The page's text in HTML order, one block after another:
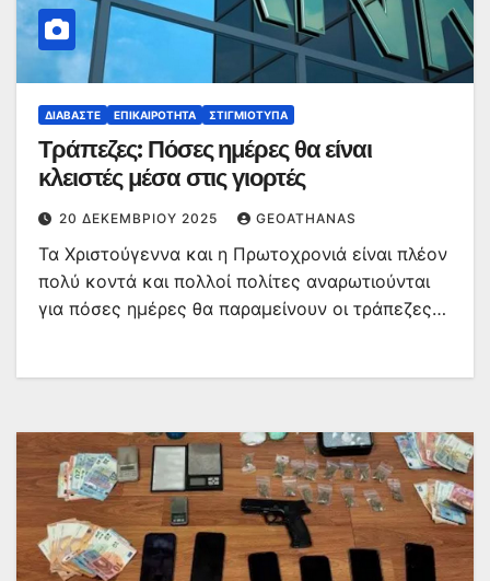
ΔΙΑΒΆΣΤΕ ΕΠΙΚΑΙΡΌΤΗΤΑ ΣΤΙΓΜΙΌΤΥΠΑ
Τράπεζες: Πόσες ημέρες θα είναι
κλειστές μέσα στις γιορτές
20 ΔΕΚΕΜΒΡΊΟΥ 2025 GEOATHANAS
Τα Χριστούγεννα και η Πρωτοχρονιά είναι πλέον
πολύ κοντά και πολλοί πολίτες αναρωτιούνται
για πόσες ημέρες θα παραμείνουν οι τράπεζες…